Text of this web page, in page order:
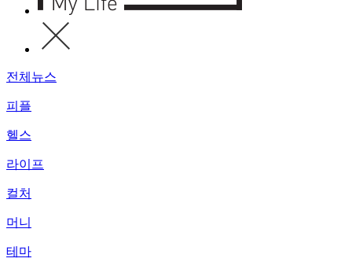
전체뉴스
피플
헬스
라이프
컬처
머니
테마